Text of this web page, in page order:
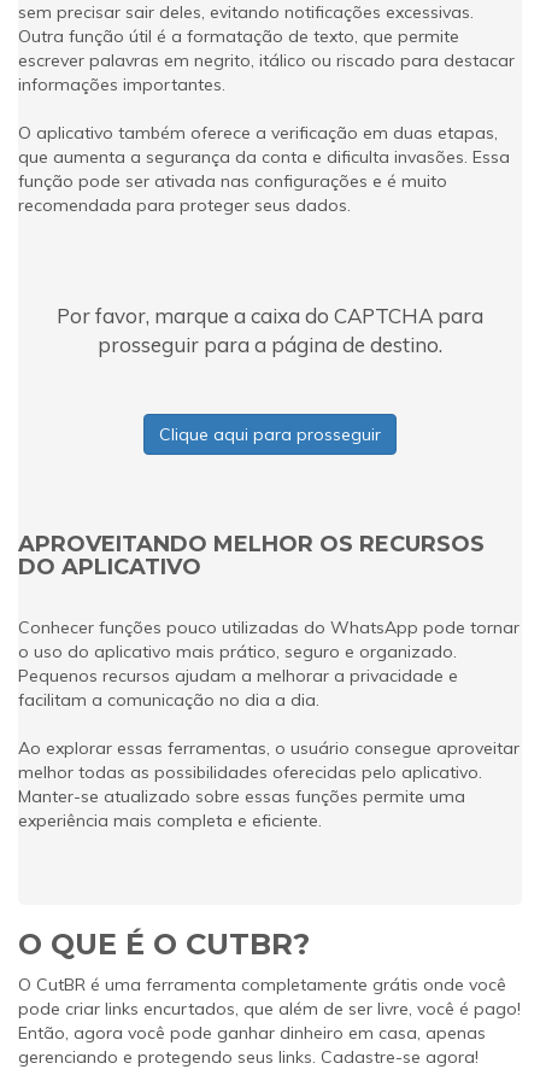
sem precisar sair deles, evitando notificações excessivas.
Outra função útil é a formatação de texto, que permite
escrever palavras em negrito, itálico ou riscado para destacar
informações importantes.
O aplicativo também oferece a verificação em duas etapas,
que aumenta a segurança da conta e dificulta invasões. Essa
função pode ser ativada nas configurações e é muito
recomendada para proteger seus dados.
Por favor, marque a caixa do CAPTCHA para
prosseguir para a página de destino.
Clique aqui para prosseguir
APROVEITANDO MELHOR OS RECURSOS
DO APLICATIVO
Conhecer funções pouco utilizadas do WhatsApp pode tornar
o uso do aplicativo mais prático, seguro e organizado.
Pequenos recursos ajudam a melhorar a privacidade e
facilitam a comunicação no dia a dia.
Ao explorar essas ferramentas, o usuário consegue aproveitar
melhor todas as possibilidades oferecidas pelo aplicativo.
Manter-se atualizado sobre essas funções permite uma
experiência mais completa e eficiente.
O QUE É O CUTBR?
O CutBR é uma ferramenta completamente grátis onde você
pode criar links encurtados, que além de ser livre, você é pago!
Então, agora você pode ganhar dinheiro em casa, apenas
gerenciando e protegendo seus links. Cadastre-se agora!